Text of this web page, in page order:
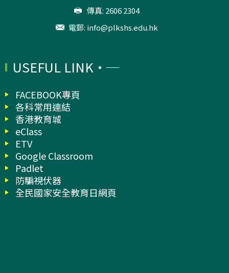
傳真: 2606 2304
電郵: info@plkshs.edu.hk
USEFUL LINK
FACEBOOK專頁
各科常用連結
香港教育城
eClass
ETV
Google Classroom
Padlet
防騙視伏器
全民國家安全教育日網頁